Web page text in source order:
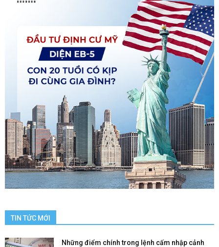
TIN TỨC MỚI
Những điểm chính trong lệnh cấm nhập cảnh